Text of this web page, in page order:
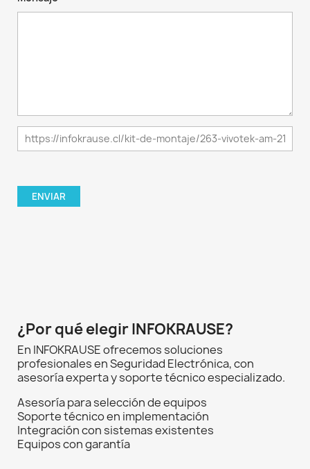
¿Por qué elegir INFOKRAUSE?
En INFOKRAUSE ofrecemos soluciones
profesionales en Seguridad Electrónica, con
asesoría experta y soporte técnico especializado.
Asesoría para selección de equipos
Soporte técnico en implementación
Integración con sistemas existentes
Equipos con garantía